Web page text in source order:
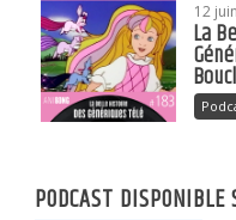
12
La
PODCAST DISPONIBLE